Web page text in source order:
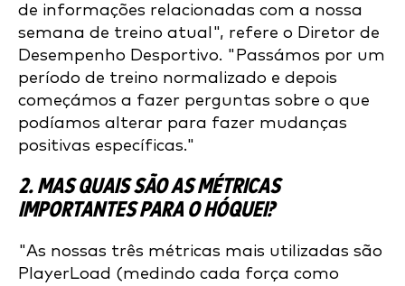
de informações relacionadas com a nossa
semana de treino atual", refere o Diretor de
Desempenho Desportivo. "Passámos por um
período de treino normalizado e depois
começámos a fazer perguntas sobre o que
podíamos alterar para fazer mudanças
positivas específicas."
2. MAS QUAIS SÃO AS MÉTRICAS
IMPORTANTES PARA O HÓQUEI?
"As nossas três métricas mais utilizadas são
PlayerLoad (medindo cada força como